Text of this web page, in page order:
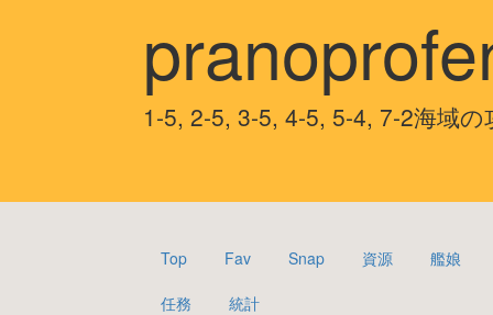
1-5, 2-5, 3-5, 4-5, 5-4, 7-2海域の
Top Fav Snap 資源 艦娘
任務 統計